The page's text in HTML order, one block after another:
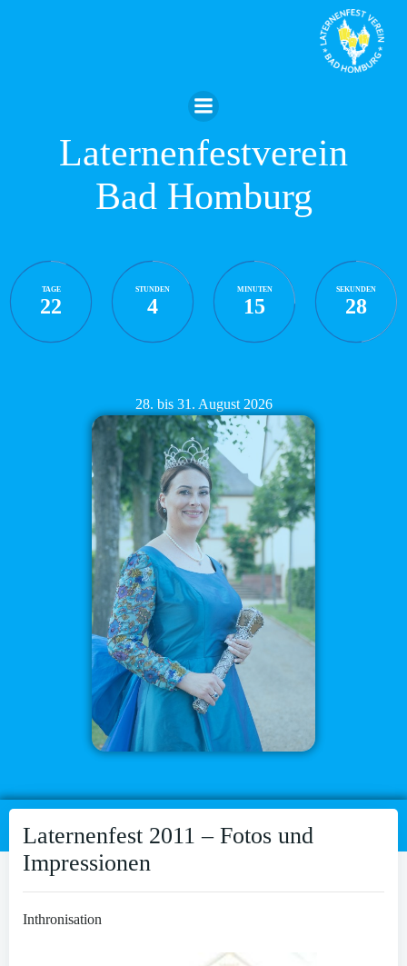
Laternenfestverein
Bad Homburg
TAGE
22
STUNDEN
4
MINUTEN
15
SEKUNDEN
28
28. bis 31. August 2026
Laternenfest 2011 – Fotos und
Impressionen
Inthronisation